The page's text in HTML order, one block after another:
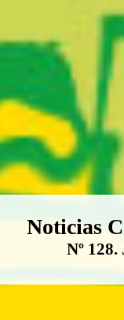
Boletín
Noticias
Nº